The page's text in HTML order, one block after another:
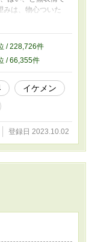
は、物心ついた
、なにも期待など
ねたらなあ。 吹
/ 228,726件
/ 66,355件
イケメン
登録日 2023.10.02